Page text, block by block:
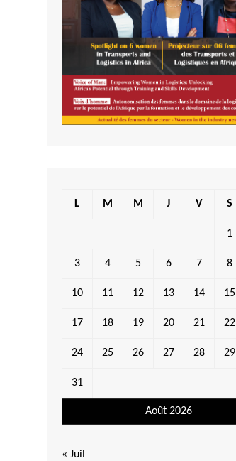
Août 2026
L M M J V S
1
3 4 5 6 7 8
10 11 12 13 14 15
17 18 19 20 21 22
24 25 26 27 28 29
31
« Juil